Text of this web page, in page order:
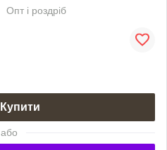
Опт і роздріб
Купити
або